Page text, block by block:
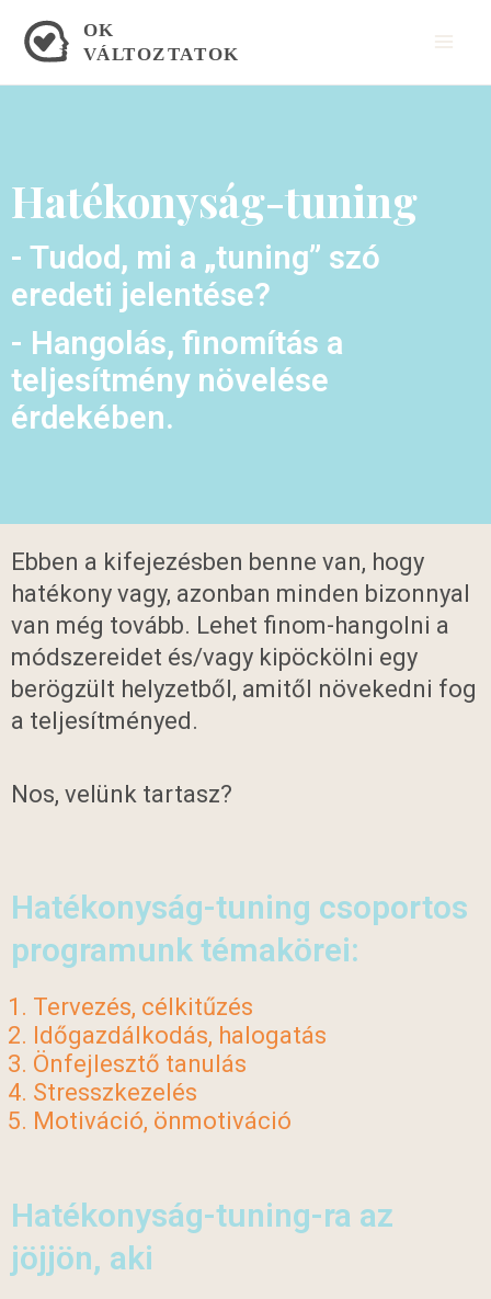
Hatékonyság-tuning
- Tudod, mi a „tuning” szó
eredeti jelentése?
- Hangolás, finomítás a
teljesítmény növelése
érdekében.
Ebben a kifejezésben benne van, hogy
hatékony vagy, azonban minden bizonnyal
van még tovább. Lehet finom-hangolni a
módszereidet és/vagy kipöckölni egy
berögzült helyzetből, amitől növekedni fog
a teljesítményed.
Nos, velünk tartasz?
Hatékonyság-tuning csoportos
programunk témakörei:
Tervezés, célkitűzés
Időgazdálkodás, halogatás
Önfejlesztő tanulás
Stresszkezelés
Motiváció, önmotiváció
Hatékonyság-tuning-ra az
jöjjön, aki